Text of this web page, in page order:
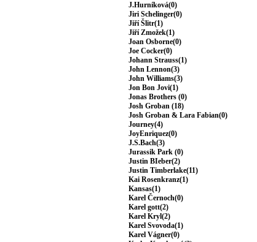
J.Hurníková(0)
Jiri Schelinger(0)
Jiří Šlitr(1)
Jiří Zmožek(1)
Joan Osborne(0)
Joe Cocker(0)
Johann Strauss(1)
John Lennon(3)
John Williams(3)
Jon Bon Jovi(1)
Jonas Brothers (0)
Josh Groban (18)
Josh Groban & Lara Fabian(0)
Journey(4)
JoyEnriquez(0)
J.S.Bach(3)
Jurassik Park (0)
Justin BIeber(2)
Justin Timberlake(11)
Kai Rosenkranz(1)
Kansas(1)
Karel Černoch(0)
Karel gott(2)
Karel Kryl(2)
Karel Svovoda(1)
Karel Vágner(0)